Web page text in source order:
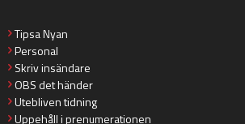
Tipsa Nyan
Personal
Skriv insändare
OBS det händer
Utebliven tidning
Uppehåll i prenumerationen